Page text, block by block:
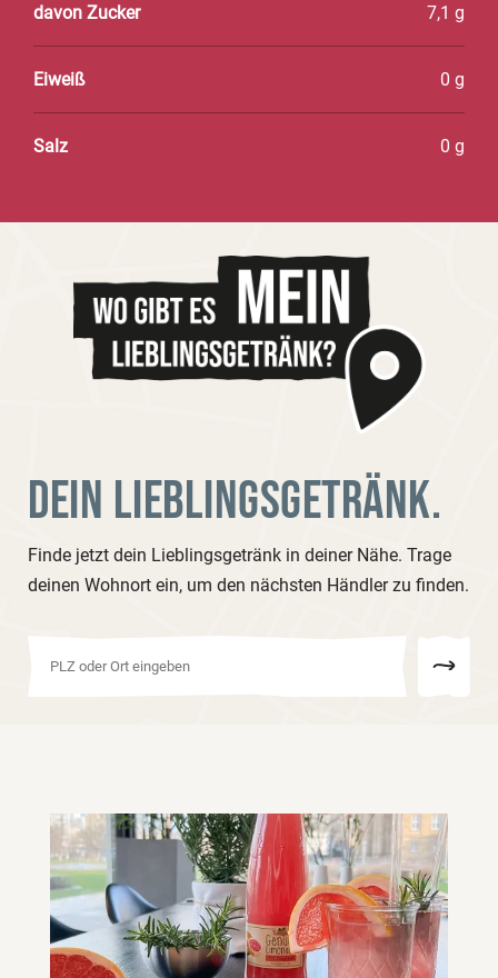
davon Zucker 7,1 g
Eiweiß 0 g
Salz 0 g
DEIN LIEBLINGSGETRÄNK.
Finde jetzt dein Lieblingsgetränk in deiner Nähe. Trage
deinen Wohnort ein, um den nächsten Händler zu finden.